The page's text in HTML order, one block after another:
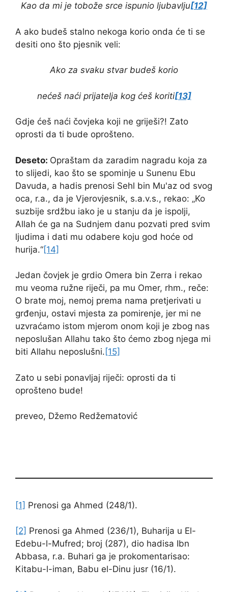
Kao da mi je tobože srce ispunio ljubavlju[12]
A ako budeš stalno nekoga korio onda će ti se
desiti ono što pjesnik veli:
Ako za svaku stvar budeš korio
nećeš naći prijatelja kog ćeš koriti[13]
Gdje ćeš naći čovjeka koji ne griješi?! Zato
oprosti da ti bude oprošteno.
Deseto: Opraštam da zaradim nagradu koja za
to slijedi, kao što se spominje u Sunenu Ebu
Davuda, a hadis prenosi Sehl bin Mu'az od svog
oca, r.a., da je Vjerovjesnik, s.a.v.s., rekao: „Ko
suzbije srdžbu iako je u stanju da je ispolji,
Allah će ga na Sudnjem danu pozvati pred svim
ljudima i dati mu odabere koju god hoće od
hurija.“[14]
Jedan čovjek je grdio Omera bin Zerra i rekao
mu veoma ružne riječi, pa mu Omer, rhm., reče:
O brate moj, nemoj prema nama pretjerivati u
grđenju, ostavi mjesta za pomirenje, jer mi ne
uzvraćamo istom mjerom onom koji je zbog nas
neposlušan Allahu tako što ćemo zbog njega mi
biti Allahu neposlušni. [15]
Zato u sebi ponavljaj riječi: oprosti da ti
oprošteno bude!
preveo, Džemo Redžematović
[1] Prenosi ga Ahmed (248/1).
[2] Prenosi ga Ahmed (236/1), Buharija u El-
Edebu-l-Mufred; broj (287), dio hadisa Ibn
Abbasa, r.a. Buhari ga je prokomentarisao:
Kitabu-l-iman, Babu el-Dinu jusr (16/1).